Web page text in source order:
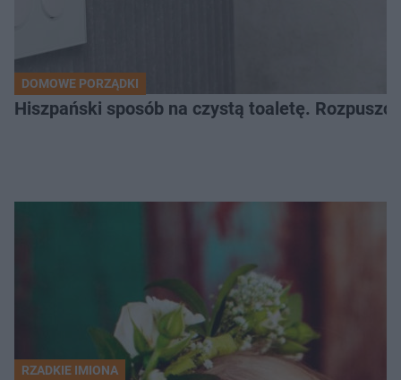
DOMOWE PORZĄDKI
Hiszpański sposób na czystą toaletę.
RZADKIE IMIONA